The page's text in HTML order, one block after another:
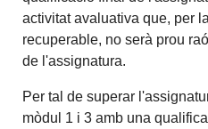
activitat avaluativa que, per
recuperable, no serà prou
de l'assignatura.
Per tal de superar
mòdul 1 i 3 amb una